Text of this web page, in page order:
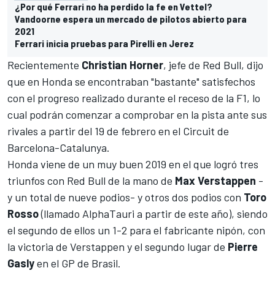
¿Por qué Ferrari no ha perdido la fe en Vettel?
Vandoorne espera un mercado de pilotos abierto para
2021
Ferrari inicia pruebas para Pirelli en Jerez
Recientemente Christian Horner, jefe de Red Bull, dijo
que en Honda se encontraban "bastante" satisfechos
con el progreso realizado durante el receso de la F1, lo
cual podrán comenzar a comprobar en la pista ante sus
rivales a partir del 19 de febrero en el Circuit de
Barcelona-Catalunya.
Honda viene de un muy buen 2019 en el que logró tres
triunfos con Red Bull de la mano de Max Verstappen -
y un total de nueve podios- y otros dos podios con Toro
Rosso(llamado AlphaTauri a partir de este año), siendo
el segundo de ellos un 1-2 para el fabricante nipón, con
la victoria de Verstappen y el segundo lugar de Pierre
Gaslyen el GP de Brasil.